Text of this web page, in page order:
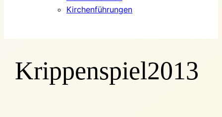
Kirchenführungen
Krippenspiel2013